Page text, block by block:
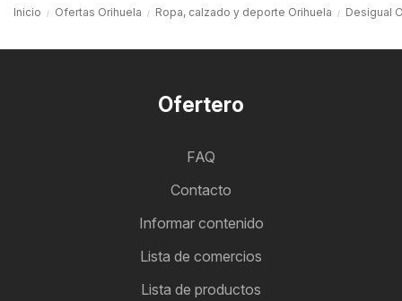
Inicio Ofertas Orihuela Ropa, calzado y deporte Orihuela Desigual
Ofertero
FAQ
Contacto
Informar contenido
Lista de comercios
Lista de productos